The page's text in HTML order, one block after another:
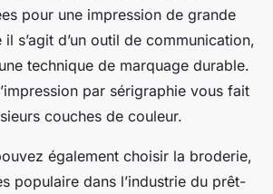
pour une impression de grande
s’agit d’un outil de communication,
technique de marquage durable.
par sérigraphie vous fait
couches de couleur.
également choisir la broderie,
populaire dans l’industrie du prêt-